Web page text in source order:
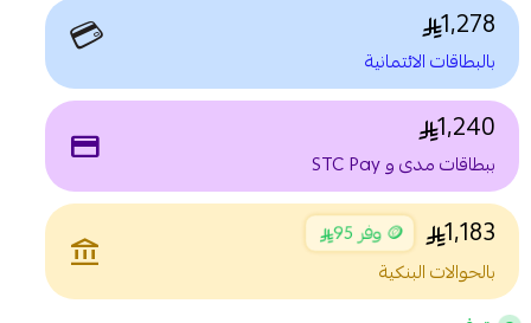
1,278
بالبطاقات الائتمانية 💳
1,240
ببطاقات مدى و STC Pay payment
1,183 🪙 وفر 95
بالحوالات البنكية
account_balance